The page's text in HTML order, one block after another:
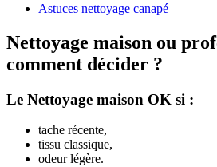
Astuces nettoyage canapé
Nettoyage maison ou
comment décider ?
Le Nettoyage maison OK si :
tache récente,
tissu classique,
odeur légère.